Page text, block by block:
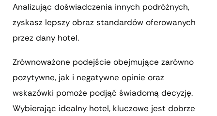
Analizując doświadczenia innych podróżnych,
zyskasz lepszy obraz standardów oferowanych
przez dany hotel.
Zrównoważone podejście obejmujące zarówno
pozytywne, jak i negatywne opinie oraz
wskazówki pomoże podjąć świadomą decyzję.
Wybierając idealny hotel, kluczowe jest dobrze